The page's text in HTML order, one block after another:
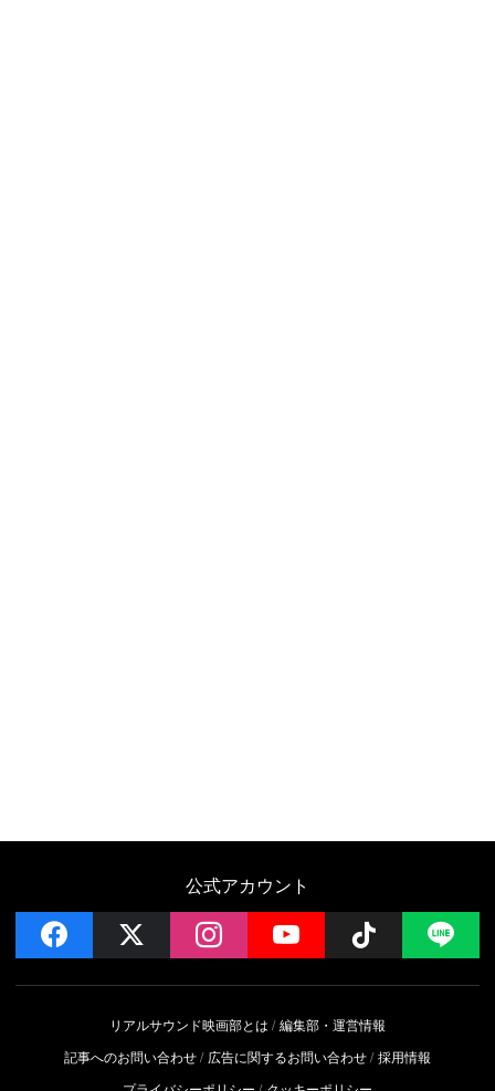
公式アカウント
facebook instagramYouTube Follow
リアルサウンド映画部とは
編集部・運営情報
記事へのお問い合わせ
広告に関するお問い合わせ 採用情報